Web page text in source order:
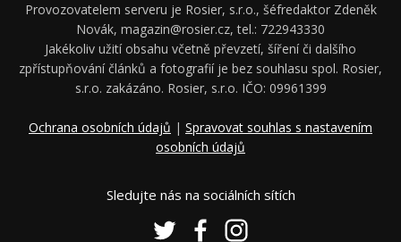
Provozovatelem serveru je Rosier, s.r.o., šéfredaktor Zdeněk
Novák, magazin@rosier.cz, tel.: 722943330
Jakékoliv užití obsahu včetně převzetí, šíření či dalšího
zpřístupňování článků a fotografií je bez souhlasu spol. Rosier,
s.r.o. zakázáno. Rosier, s.r.o. IČO: 09961399
Ochrana osobních údajů | Spravovat souhlas s nastavením
osobních údajů
Sledujte nás na sociálních sítích